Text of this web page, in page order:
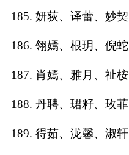
185. 妍荻、译蕾、妙契
186. 翎嫣、根玥、倪蛇
187. 肖嫣、雅月、祉桉
188. 丹聘、珺籽、玫菲
189. 得茹、泷馨、淑轩